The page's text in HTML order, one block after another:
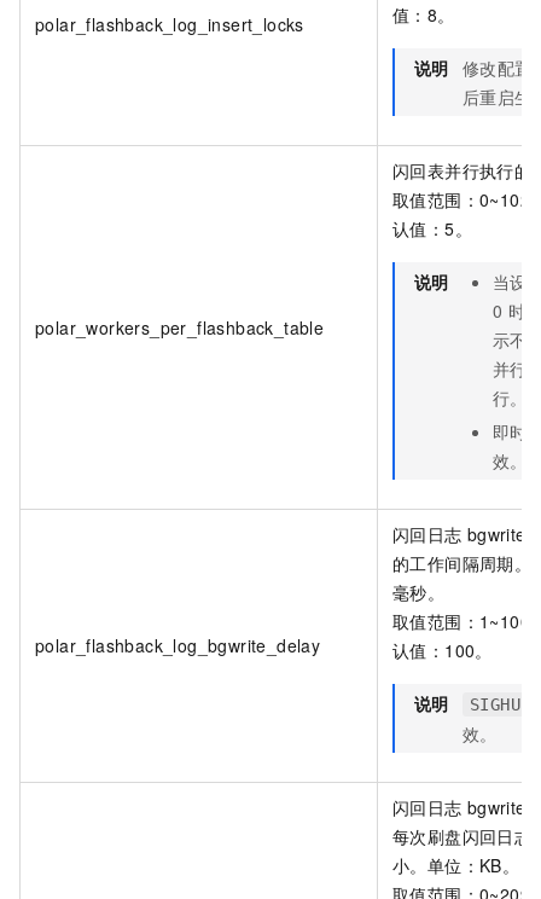
polar_flashback_log_insert_locks
值：8。
说明 修改配置
后重启生
polar_workers_per_flashback_table
闪回表并行执行的
取值范围：
认值：5。
说明
当设
0 时
示不
并行
行。
即时
效。
polar_flashback_log_bgwrite_delay
闪回日志 bgwriter
的工作间隔周期。
毫秒。
取值范围：
认值：100。
说明 SIGHUP
效。
闪回日志 bgwriter
每次刷盘闪回日志
小。单位：KB。
取值范围：